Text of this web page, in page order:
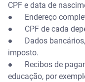
CPF e data de
● Endereço
● CPF de cada
● Dados bancários,
imposto.
● Recibos de
educação, por